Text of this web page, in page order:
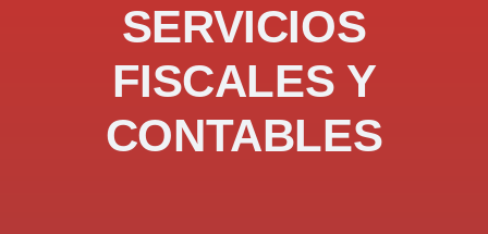
SERVICIOS
FISCALES Y
CONTABLES